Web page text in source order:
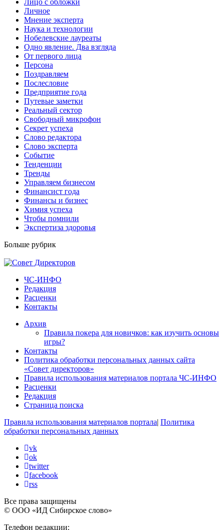
Лицо с обложки
Личное
Мнение эксперта
Наука и технологии
Нобелевские лауреаты
Одно явление. Два взгляда
От первого лица
Персона
Поздравляем
Послесловие
Предприятие года
Путевые заметки
Реальный сектор
Свободный микрофон
Секрет успеха
Слово редактора
Слово эксперта
Событие
Тенденции
Тренды
Управляем бизнесом
Финансист года
Финансы и бизнес
Химия успеха
Чтобы помнили
Экспертиза здоровья
Больше рубрик
ЧС-ИНФО
Редакция
Расценки
Контакты
Архив
Правила покера для новичков: как изучить основы
игры?
Контакты
Политика обработки персональных данных сайта
«Совет директоров»
Правила использования материалов портала ЧС-ИНФО
Расценки
Редакция
Страница поиска
Правила использования материалов портала| Политика
обработки персональных данных
vk
ok
twitter
facebook
rss
Все права защищены
© ООО «ИД Сибирское слово»
Телефон редакции: